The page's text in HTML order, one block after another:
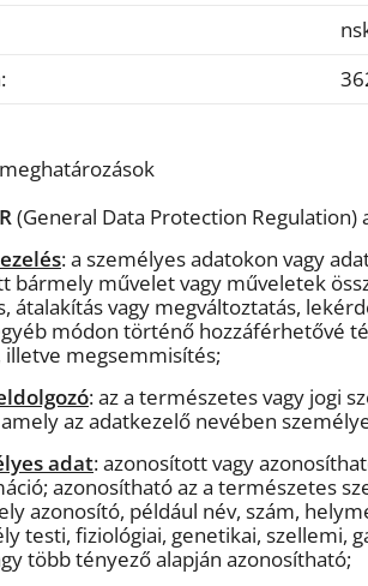
(General Data Protection
: a személyes adatokon vagy
bármely művelet vagy műveletek
átalakítás vagy megváltoztatás,
módon történő hozzáférhetővé
illetve megsemmisítés;
: az a természetes vagy jogi
az adatkezelő nevében
adat: azonosított vagy
azonosítható az a természetes
azonosító, például név, szám,
testi, fiziológiai, genetikai, szellemi,
több tényező alapján azonosítható;